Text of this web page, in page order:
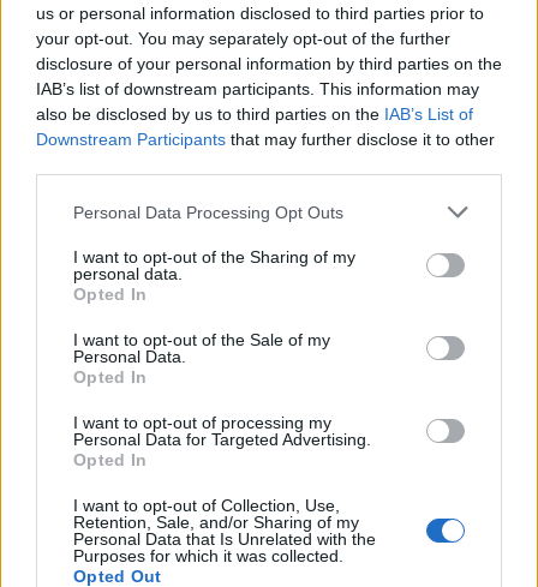
us or personal information disclosed to third parties prior to
your opt-out. You may separately opt-out of the further
disclosure of your personal information by third parties on the
IAB’s list of downstream participants. This information may
also be disclosed by us to third parties on the IAB’s List of
Downstream Participants that may further disclose it to other
Personal Data Processing Opt Outs
I want to opt-out of the Sharing of my
personal data.
Opted In
I want to opt-out of the Sale of my
Personal Data.
Opted In
I want to opt-out of processing my
Personal Data for Targeted Advertising.
Opted In
I want to opt-out of Collection, Use,
Retention, Sale, and/or Sharing of my
Personal Data that Is Unrelated with the
Purposes for which it was collected.
Opted Out
Komentaras
Sutinku su taisyklėmis
This site is protected by
Privacy Policy
Terms of
Serviceapply.